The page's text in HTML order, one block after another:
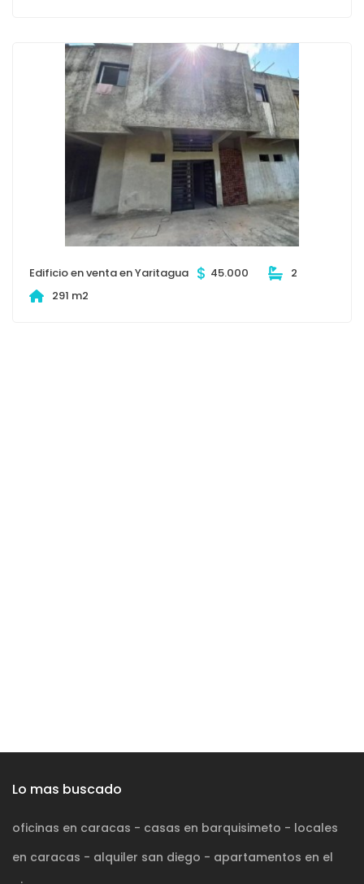
Edificio en venta en Yaritagua $ 45.000
2
291 m2
Lo mas buscado
oficinas en caracas - casas en barquisimeto - locales
en caracas - alquiler san diego - apartamentos en el